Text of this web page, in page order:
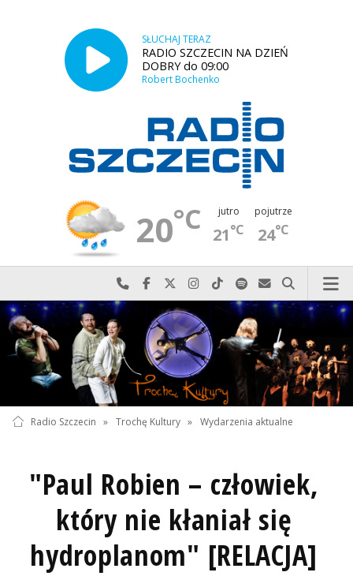
SŁUCHAJ TERAZ
RADIO SZCZECIN NA DZIEŃ
DOBRY do 09:00
Robert Bochenko
20°C jutro
21°C
pojutrze
24°C
Najlepiej po prostu do nas zadzwoń
Odwiedź nas na Facebook-u
Odwiedź nas na X
Odwiedź nas na Instagram-ie
Odwiedź nas na TikTok-u
Szukaj nas na Spotify
Wyślij do nas
Szukaj
Radio Szczecin » Trochę Kultury » Wydarzenia aktualne
"Paul Robien – człowiek,
który nie kłaniał się
hydroplanom" [RELACJA]